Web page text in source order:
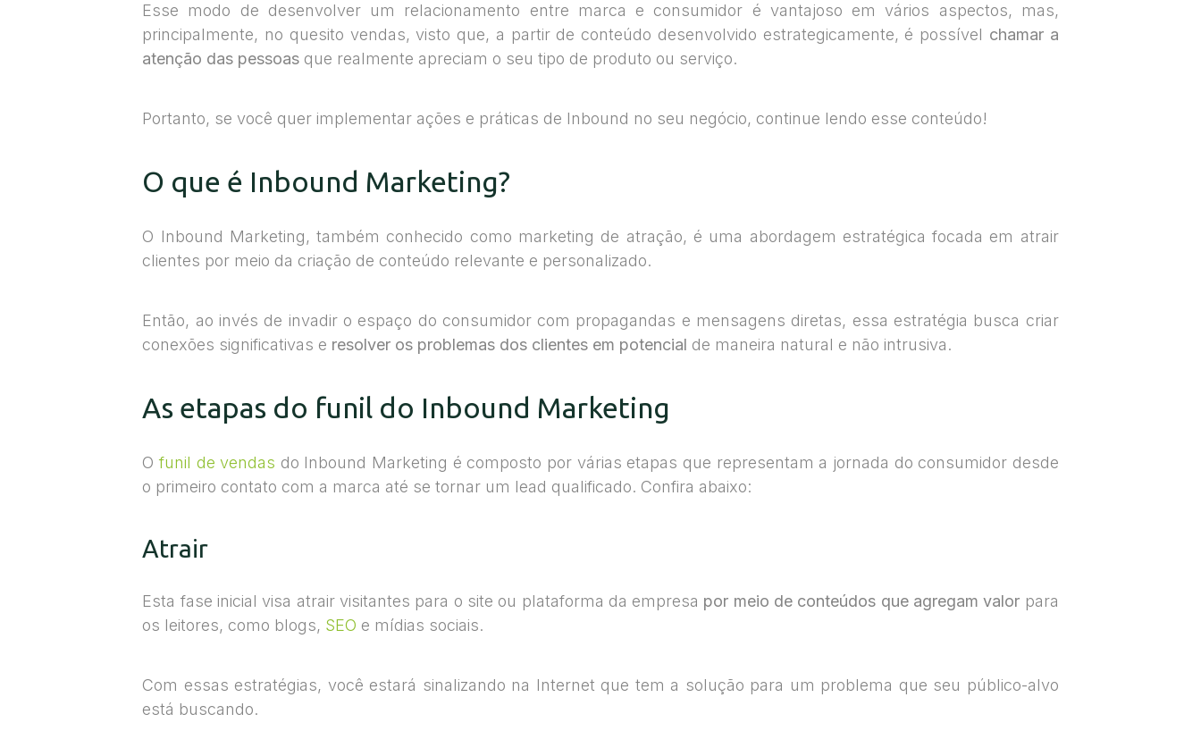
Esse modo de desenvolver um relacionamento entre marca e consumidor é vantajoso em vários aspectos, mas,
principalmente, no quesito vendas, visto que, a partir de conteúdo desenvolvido estrategicamente, é possível chamar a
atenção das pessoas que realmente apreciam o seu tipo de produto ou serviço.
Portanto, se você quer implementar ações e práticas de Inbound no seu negócio, continue lendo esse conteúdo!
O que é Inbound Marketing?
O Inbound Marketing, também conhecido como marketing de atração, é uma abordagem estratégica focada em atrair
clientes por meio da criação de conteúdo relevante e personalizado.
Então, ao invés de invadir o espaço do consumidor com propagandas e mensagens diretas, essa estratégia busca criar
conexões significativas e resolver os problemas dos clientes em potencial de maneira natural e não intrusiva.
As etapas do funil do Inbound Marketing
O funil de vendas do Inbound Marketing é composto por várias etapas que representam a jornada do consumidor desde
o primeiro contato com a marca até se tornar um lead qualificado. Confira abaixo:
Atrair
Esta fase inicial visa atrair visitantes para o site ou plataforma da empresa por meio de conteúdos que agregam valor para
os leitores, como blogs, SEO e mídias sociais.
Com essas estratégias, você estará sinalizando na Internet que tem a solução para um problema que seu público-alvo
está buscando.